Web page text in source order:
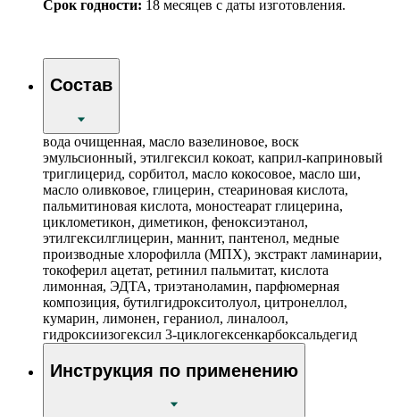
Срок годности: 18 месяцев с даты изготовления.
Состав
вода очищенная, масло вазелиновое, воск
эмульсионный, этилгексил кокоат, каприл-каприновый
триглицерид, сорбитол, масло кокосовое, масло ши,
масло оливковое, глицерин, стеариновая кислота,
пальмитиновая кислота, моностеарат глицерина,
циклометикон, диметикон, феноксиэтанол,
этилгексилглицерин, маннит, пантенол, медные
производные хлорофилла (МПХ), экстракт ламинарии,
токоферил ацетат, ретинил пальмитат, кислота
лимонная, ЭДТА, триэтаноламин, парфюмерная
композиция, бутилгидрокситолуол, цитронеллол,
кумарин, лимонен, гераниол, линалоол,
гидроксиизогексил 3-циклогексенкарбоксальдегид
Инструкция по применению